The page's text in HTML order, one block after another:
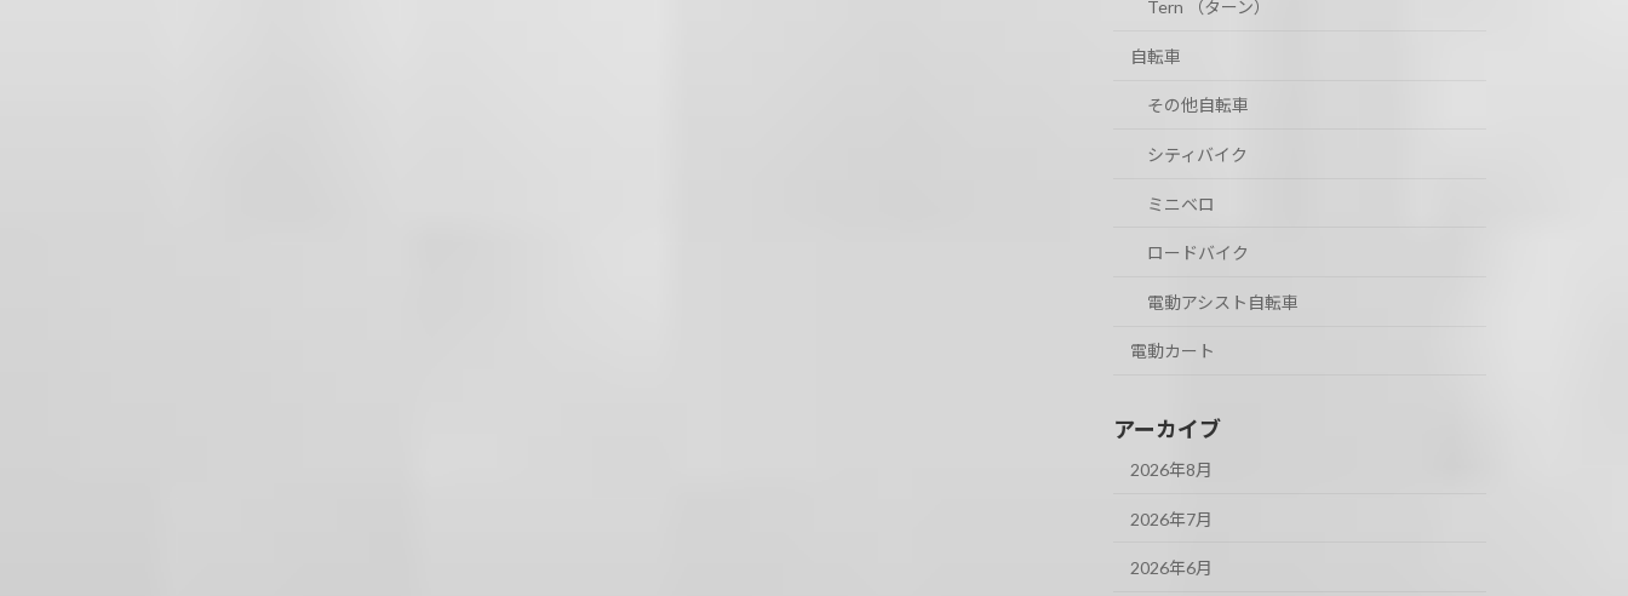
Tern （ターン）
自転車
その他自転車
シティバイク
ミニベロ
ロードバイク
電動アシスト自転車
電動カート
アーカイブ
2026年8月
2026年7月
2026年6月